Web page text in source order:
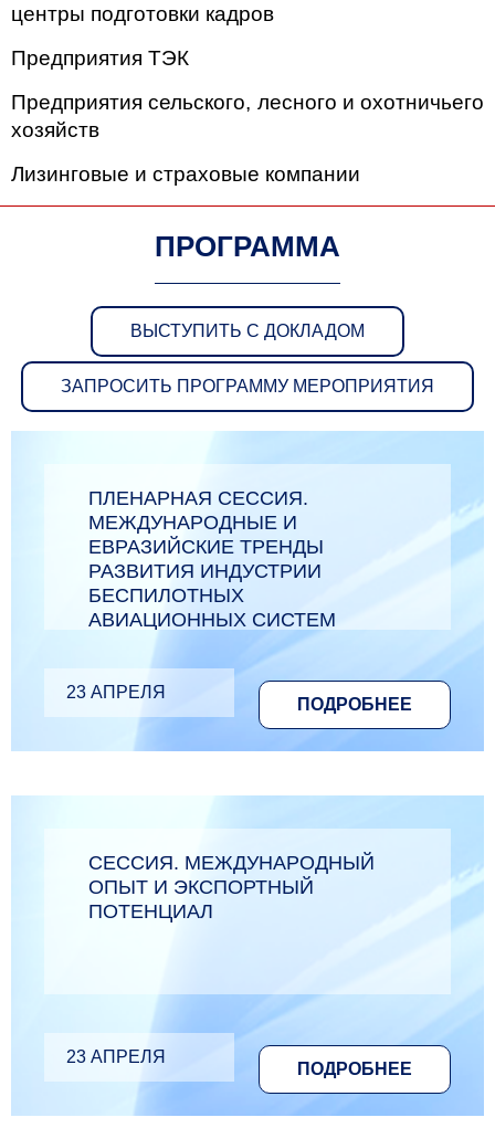
центры подготовки кадров
Предприятия ТЭК
Предприятия сельского, лесного и охотничьего
хозяйств
Лизинговые и страховые компании
ПРОГРАММА
ВЫСТУПИТЬ С ДОКЛАДОМ
ЗАПРОСИТЬ ПРОГРАММУ МЕРОПРИЯТИЯ
ПЛЕНАРНАЯ СЕССИЯ.
МЕЖДУНАРОДНЫЕ И
ЕВРАЗИЙСКИЕ ТРЕНДЫ
РАЗВИТИЯ ИНДУСТРИИ
БЕСПИЛОТНЫХ
АВИАЦИОННЫХ СИСТЕМ
23 АПРЕЛЯ
ПОДРОБНЕЕ
СЕССИЯ. МЕЖДУНАРОДНЫЙ
ОПЫТ И ЭКСПОРТНЫЙ
ПОТЕНЦИАЛ
23 АПРЕЛЯ
ПОДРОБНЕЕ